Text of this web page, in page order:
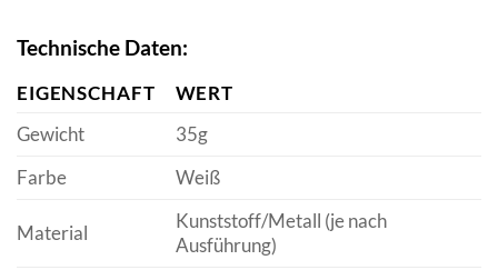
Technische Daten:
EIGENSCHAFT
WERT
Gewicht
35g
Farbe
Weiß
Material
Kunststoff/Metall (je nach
Ausführung)